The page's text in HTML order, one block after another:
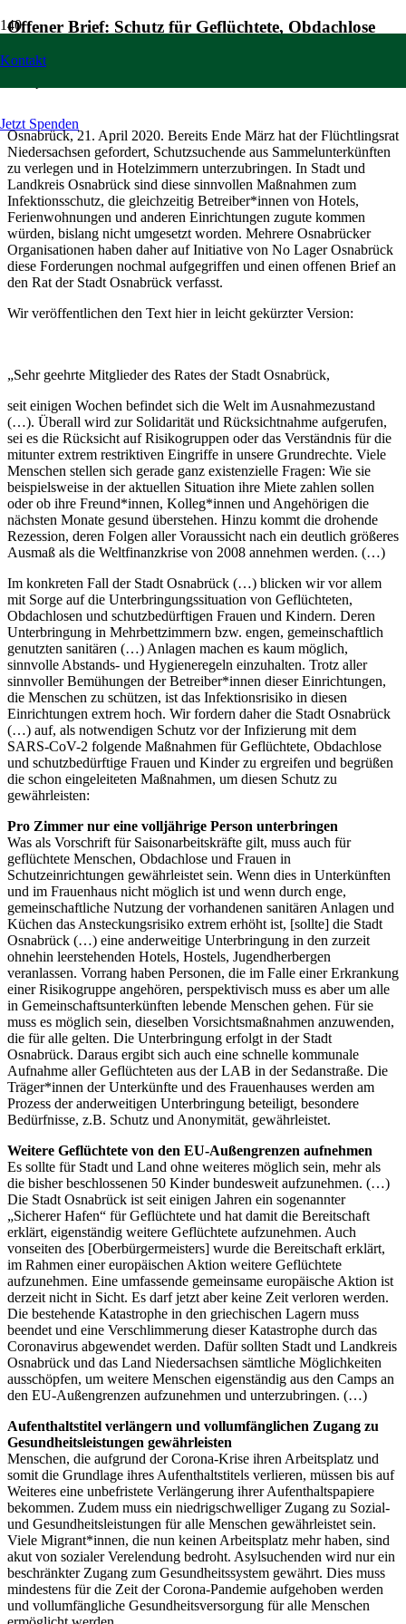
Kontakt
Jetzt Spenden
Offener Brief: Schutz für Geflüchtete, Obdachlose
Osnabrück, 21. April 2020. Bereits Ende März hat der Flüchtlingsrat
Niedersachsen gefordert, Schutzsuchende aus Sammelunterkünften
zu verlegen und in Hotelzimmern unterzubringen. In Stadt und
Landkreis Osnabrück sind diese sinnvollen Maßnahmen zum
Infektionsschutz, die gleichzeitig Betreiber*innen von Hotels,
Ferienwohnungen und anderen Einrichtungen zugute kommen
würden, bislang nicht umgesetzt worden. Mehrere Osnabrücker
Organisationen haben daher auf Initiative von No Lager Osnabrück
diese Forderungen nochmal aufgegriffen und einen offenen Brief an
den Rat der Stadt Osnabrück verfasst.
Wir veröffentlichen den Text hier in leicht gekürzter Version:
„Sehr geehrte Mitglieder des Rates der Stadt Osnabrück,
seit einigen Wochen befindet sich die Welt im Ausnahmezustand
(…). Überall wird zur Solidarität und Rücksichtnahme aufgerufen,
sei es die Rücksicht auf Risikogruppen oder das Verständnis für die
mitunter extrem restriktiven Eingriffe in unsere Grundrechte. Viele
Menschen stellen sich gerade ganz existenzielle Fragen: Wie sie
beispielsweise in der aktuellen Situation ihre Miete zahlen sollen
oder ob ihre Freund*innen, Kolleg*innen und Angehörigen die
nächsten Monate gesund überstehen. Hinzu kommt die drohende
Rezession, deren Folgen aller Voraussicht nach ein deutlich größeres
Ausmaß als die Weltfinanzkrise von 2008 annehmen werden. (…)
Im konkreten Fall der Stadt Osnabrück (…) blicken wir vor allem
mit Sorge auf die Unterbringungssituation von Geflüchteten,
Obdachlosen und schutzbedürftigen Frauen und Kindern. Deren
Unterbringung in Mehrbettzimmern bzw. engen, gemeinschaftlich
genutzten sanitären (…) Anlagen machen es kaum möglich,
sinnvolle Abstands- und Hygieneregeln einzuhalten. Trotz aller
sinnvoller Bemühungen der Betreiber*innen dieser Einrichtungen,
die Menschen zu schützen, ist das Infektionsrisiko in diesen
Einrichtungen extrem hoch. Wir fordern daher die Stadt Osnabrück
(…) auf, als notwendigen Schutz vor der Infizierung mit dem
SARS-CoV-2 folgende Maßnahmen für Geflüchtete, Obdachlose
und schutzbedürftige Frauen und Kinder zu ergreifen und begrüßen
die schon eingeleiteten Maßnahmen, um diesen Schutz zu
gewährleisten:
Pro Zimmer nur eine volljährige Person unterbringen
Was als Vorschrift für Saisonarbeitskräfte gilt, muss auch für
geflüchtete Menschen, Obdachlose und Frauen in
Schutzeinrichtungen gewährleistet sein. Wenn dies in Unterkünften
und im Frauenhaus nicht möglich ist und wenn durch enge,
gemeinschaftliche Nutzung der vorhandenen sanitären Anlagen und
Küchen das Ansteckungsrisiko extrem erhöht ist, [sollte] die Stadt
Osnabrück (…) eine anderweitige Unterbringung in den zurzeit
ohnehin leerstehenden Hotels, Hostels, Jugendherbergen
veranlassen. Vorrang haben Personen, die im Falle einer Erkrankung
einer Risikogruppe angehören, perspektivisch muss es aber um alle
in Gemeinschaftsunterkünften lebende Menschen gehen. Für sie
muss es möglich sein, dieselben Vorsichtsmaßnahmen anzuwenden,
die für alle gelten. Die Unterbringung erfolgt in der Stadt
Osnabrück. Daraus ergibt sich auch eine schnelle kommunale
Aufnahme aller Geflüchteten aus der LAB in der Sedanstraße. Die
Träger*innen der Unterkünfte und des Frauenhauses werden am
Prozess der anderweitigen Unterbringung beteiligt, besondere
Bedürfnisse, z.B. Schutz und Anonymität, gewährleistet.
Weitere Geflüchtete von den EU-Außengrenzen aufnehmen
Es sollte für Stadt und Land ohne weiteres möglich sein, mehr als
die bisher beschlossenen 50 Kinder bundesweit aufzunehmen. (…)
Die Stadt Osnabrück ist seit einigen Jahren ein sogenannter
„Sicherer Hafen“ für Geflüchtete und hat damit die Bereitschaft
erklärt, eigenständig weitere Geflüchtete aufzunehmen. Auch
vonseiten des [Oberbürgermeisters] wurde die Bereitschaft erklärt,
im Rahmen einer europäischen Aktion weitere Geflüchtete
aufzunehmen. Eine umfassende gemeinsame europäische Aktion ist
derzeit nicht in Sicht. Es darf jetzt aber keine Zeit verloren werden.
Die bestehende Katastrophe in den griechischen Lagern muss
beendet und eine Verschlimmerung dieser Katastrophe durch das
Coronavirus abgewendet werden. Dafür sollten Stadt und Landkreis
Osnabrück und das Land Niedersachsen sämtliche Möglichkeiten
ausschöpfen, um weitere Menschen eigenständig aus den Camps an
den EU-Außengrenzen aufzunehmen und unterzubringen. (…)
Aufenthaltstitel verlängern und vollumfänglichen Zugang zu
Gesundheitsleistungen gewährleisten
Menschen, die aufgrund der Corona-Krise ihren Arbeitsplatz und
somit die Grundlage ihres Aufenthaltstitels verlieren, müssen bis auf
Weiteres eine unbefristete Verlängerung ihrer Aufenthaltspapiere
bekommen. Zudem muss ein niedrigschwelliger Zugang zu Sozial-
und Gesundheitsleistungen für alle Menschen gewährleistet sein.
Viele Migrant*innen, die nun keinen Arbeitsplatz mehr haben, sind
akut von sozialer Verelendung bedroht. Asylsuchenden wird nur ein
beschränkter Zugang zum Gesundheitssystem gewährt. Dies muss
mindestens für die Zeit der Corona-Pandemie aufgehoben werden
und vollumfängliche Gesundheitsversorgung für alle Menschen